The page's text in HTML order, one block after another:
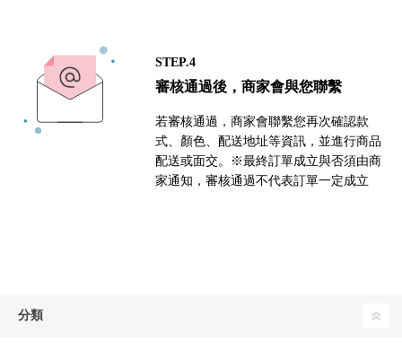
STEP.4
審核通過後，商家會與您聯繫
若審核通過，商家會聯繫您再次確認款
式、顏色、配送地址等資訊，並進行商品
配送或面交。※最終訂單成立與否須由商
家通知，審核通過不代表訂單一定成立
分類